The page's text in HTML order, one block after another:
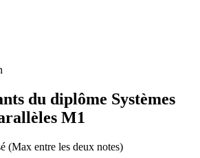
du diplôme Systèmes
M1
(Max entre les deux notes)